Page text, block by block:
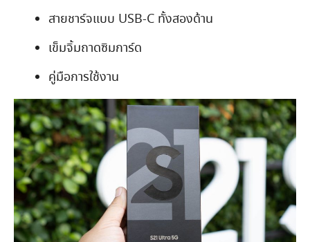
สายชาร์จแบบ USB-C ทั้งสองด้าน
เข็มจิ้มถาดซิมการ์ด
คู่มือการใช้งาน